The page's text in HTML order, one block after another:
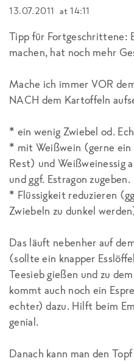
13.07.2011 at 14:11
Tipp für Fortgeschrittene:
machen, hat noch mehr
Mache ich immer VOR
NACH dem Kartoffeln
* ein wenig Zwiebel od.
* mit Weißwein (gerne
Rest) und Weißweinessig
und ggf. Estragon zugeben.
* Flüssigkeit reduzieren
Zwiebeln zu dunkel
Das läuft nebenher auf
(sollte ein knapper
Teesieb gießen und zu
kommt auch noch ein
echter) dazu. Hilft beim
genial.
Danach kann man den